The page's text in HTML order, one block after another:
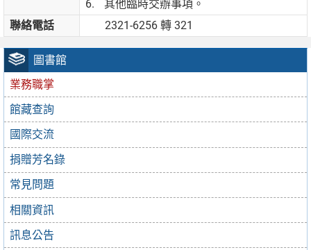
圖書館
業務職掌
館藏查詢
國際交流
捐贈芳名錄
常見問題
相關資訊
訊息公告
其他臨時交辦事項。
聯絡電話
2321-6256 轉 321